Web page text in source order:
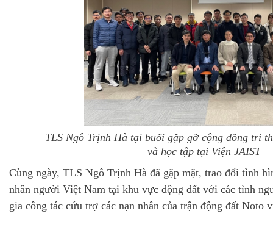
TLS Ngô Trịnh Hà tại buổi gặp gỡ cộng đồng tri
và học tập tại Viện JAIST
Cùng ngày, TLS Ngô Trịnh Hà đã gặp mặt, trao đổi tình
nhân người Việt Nam tại khu vực động đất với các tình
gia công tác cứu trợ các nạn nhân của trận động đất Noto